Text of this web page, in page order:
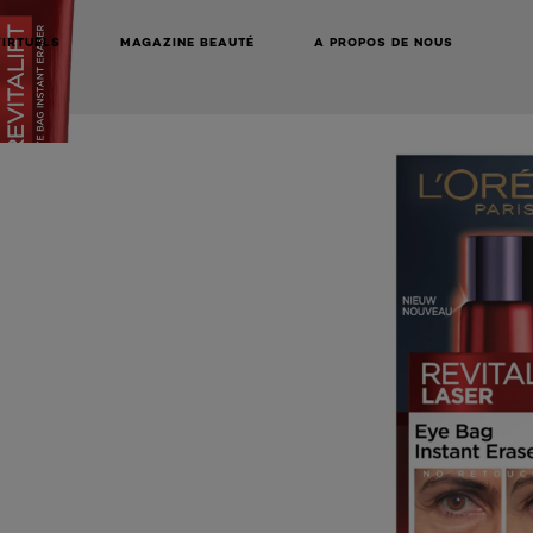
MAGAZINE BEAUTÉ A PROPOS DE NOUS